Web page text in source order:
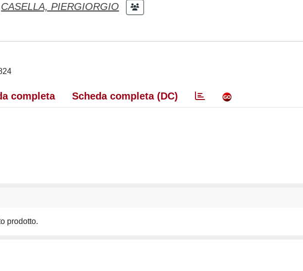
CASELLA, PIERGIORGIO
completa Scheda completa (DC)
prodotto.